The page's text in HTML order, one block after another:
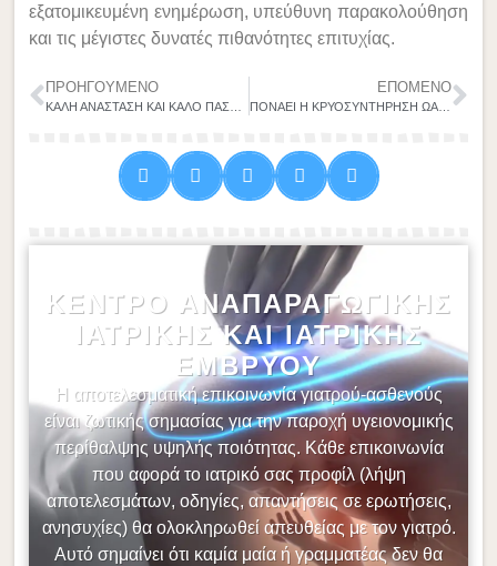
εξατομικευμένη ενημέρωση, υπεύθυνη παρακολούθηση
και τις μέγιστες δυνατές πιθανότητες επιτυχίας.
ΠΡΟΗΓΟΎΜΕΝΟ ΕΠΌΜΕΝΟ
ΠΟΝΑΕΙ Η ΚΡΥΟΣΥΝΤΗΡΗΣΗ ΩΑΡΙΩΝ; ΤΙ ΝΑ ΠΕΡΙΜΕΝΕΤΕ ΠΡΙΝ ΚΑΙ ΜΕΤΑ
ΚΈΝΤΡΟ ΑΝΑΠΑΡΑΓΩΓΙΚΉΣ
ΙΑΤΡΙΚΉΣ ΚΑΙ ΙΑΤΡΙΚΉΣ
ΕΜΒΡΎΟΥ
Η αποτελεσματική επικοινωνία γιατρού-ασθενούς
είναι ζωτικής σημασίας για την παροχή υγειονομικής
περίθαλψης υψηλής ποιότητας. Κάθε επικοινωνία
που αφορά το ιατρικό σας προφίλ (λήψη
αποτελεσμάτων, οδηγίες, απαντήσεις σε ερωτήσεις,
ανησυχίες) θα ολοκληρωθεί απευθείας με τον γιατρό.
Αυτό σημαίνει ότι καμία μαία ή γραμματέας δεν θα